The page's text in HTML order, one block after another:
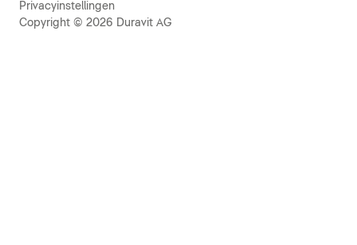
Privacyinstellingen
Copyright © 2026 Duravit AG